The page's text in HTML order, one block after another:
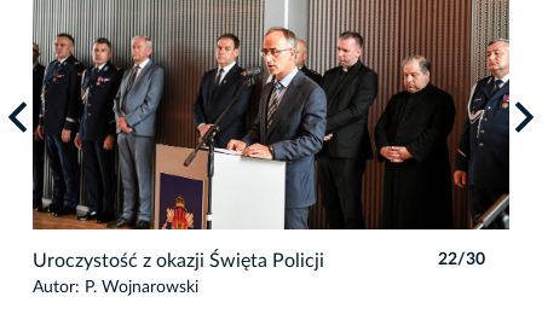
Uroczystość z okazji Święta Policji
Autor: P. Wojnarowski
22/30